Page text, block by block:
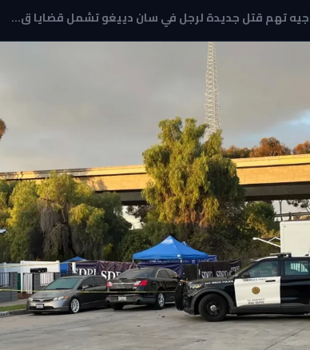
تهم قتل جديدة لرجل في سان دييغو تشمل قضايا ق...